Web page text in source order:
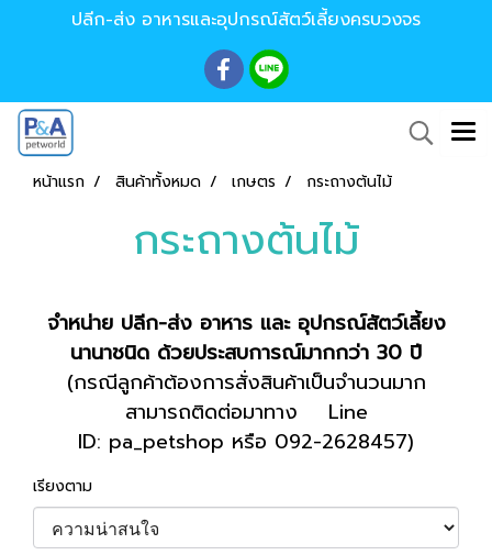
ปลีก-ส่ง อาหารและอุปกรณ์สัตว์เลี้ยงครบวงจร
หน้าแรก สินค้าทั้งหมด เกษตร กระถางต้นไม้
กระถางต้นไม้
จำหน่าย ปลีก-ส่ง อาหาร และ อุปกรณ์สัตว์เลี้ยง
นานาชนิด ด้วยประสบการณ์มากกว่า 30 ปี
(กรณีลูกค้าต้องการสั่งสินค้าเป็นจำนวนมาก
สามารถติดต่อมาทาง Line
ID: pa_petshop หรือ 092-2628457)
เรียงตาม